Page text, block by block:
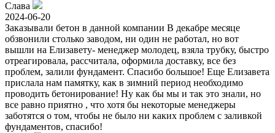
Слава
2024-06-20
Заказывали бетон в данной компании В декабре месяце
обзвонили столько заводом, ни один не работал, но вот
вышли на Елизавету- менеджер молодец, взяла трубку, быстро
отреагировала, рассчитала, оформила доставку, все без
проблем, залили фундамент. Спасибо большое! Еще Елизавета
прислала нам памятку, как в зимний период необходимо
проводить бетонирование! Ну как бы мы и так это знали, но
все равно приятно , что хотя бы некоторые менеджеры
заботятся о том, чтобы не было ни каких проблем с заливкой
фундаментов, спасибо!